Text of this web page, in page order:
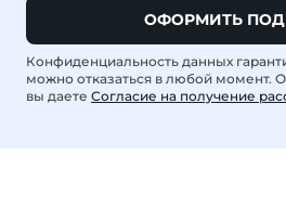
ОФОРМИТЬ
Конфиденциальность данных
можно отказаться в любой момент.
вы даете Согласие на получение